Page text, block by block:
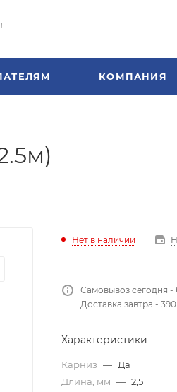
КОМПАНИЯ
Нет в наличии
Самовывоз сегодня -
Доставка завтра -
Характеристики
Карниз — Да
Длина, мм — 2,5